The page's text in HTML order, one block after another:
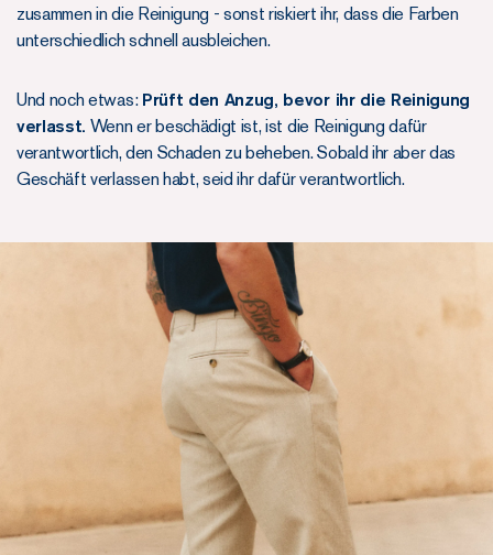
zusammen in die Reinigung - sonst riskiert ihr, dass die Farben
unterschiedlich schnell ausbleichen.
Und noch etwas: Prüft den Anzug, bevor ihr die Reinigung
verlasst. Wenn er beschädigt ist, ist die Reinigung dafür
verantwortlich, den Schaden zu beheben. Sobald ihr aber das
Geschäft verlassen habt, seid ihr dafür verantwortlich.